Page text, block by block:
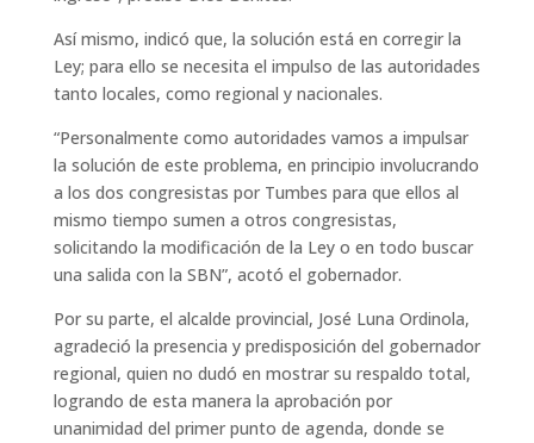
Así mismo, indicó que, la solución está en corregir la
Ley; para ello se necesita el impulso de las autoridades
tanto locales, como regional y nacionales.
“Personalmente como autoridades vamos a impulsar
la solución de este problema, en principio involucrando
a los dos congresistas por Tumbes para que ellos al
mismo tiempo sumen a otros congresistas,
solicitando la modificación de la Ley o en todo buscar
una salida con la SBN”, acotó el gobernador.
Por su parte, el alcalde provincial, José Luna Ordinola,
agradeció la presencia y predisposición del gobernador
regional, quien no dudó en mostrar su respaldo total,
logrando de esta manera la aprobación por
unanimidad del primer punto de agenda, donde se